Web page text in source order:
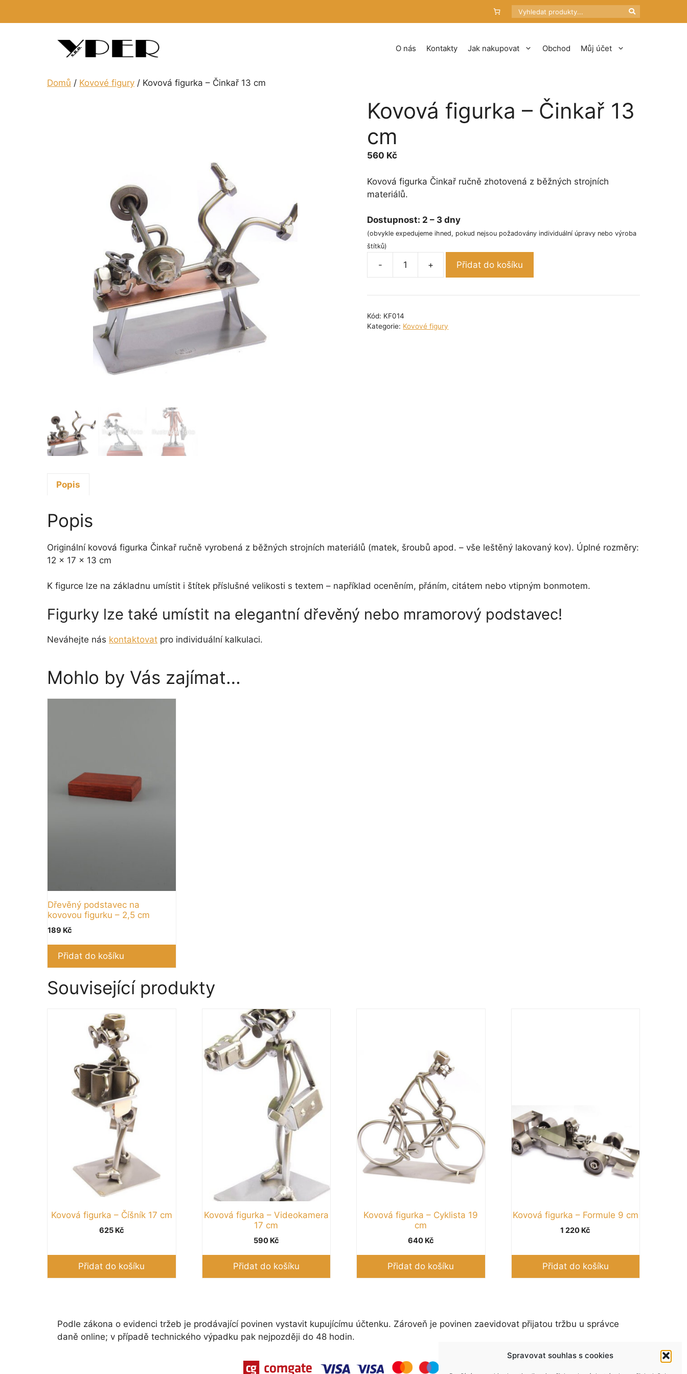
Spravovat souhlas s cookies
Hledat
O nás Kontakty Jak nakupovat Obchod Můj účet
Domů / Kovové figury / Kovová figurka – Činkař 13 cm
Kovová figurka – Činkař 13
cm
560 Kč
Kovová figurka Činkař ručně zhotovená z běžných strojních
materiálů.
Dostupnost: 2 – 3 dny
(obvykle expedujeme ihned, pokud nejsou požadovány individuální úpravy nebo výroba
štítků)
-
-
13
+ Přidat do košíku
Kód: KF014
Kategorie: Kovové figury
Popis
Popis
Originální kovová figurka Činkař ručně vyrobená z běžných strojních materiálů (matek, šroubů apod. – vše leštěný lakovaný kov). Úplné rozměry:
12 x 17 x 13 cm
K figurce lze na základnu umístit i štítek příslušné velikosti s textem – například oceněním, přáním, citátem nebo vtipným bonmotem.
Figurky lze také umístit na elegantní dřevěný nebo mramorový podstavec!
Neváhejte nás kontaktovat pro individuální kalkulaci.
Mohlo by Vás zajímat…
Dřevěný podstavec na
kovovou figurku – 2,5 cm
189 Kč
Přidat do košíku
Související produkty
Kovová figurka – Číšník 17 cm
625 Kč
Přidat do košíku
Kovová figurka – Videokamera
17 cm
590 Kč
Přidat do košíku
Kovová figurka – Cyklista 19
cm
640 Kč
Přidat do košíku
Kovová figurka – Formule 9 cm
1 220 Kč
Přidat do košíku
Podle zákona o evidenci tržeb je prodávající povinen vystavit kupujícímu účtenku. Zároveň je povinen zaevidovat přijatou tržbu u správce
daně online; v případě technického výpadku pak nejpozději do 48 hodin.